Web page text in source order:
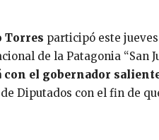
Torres participó este
de la Patagonia
el gobernador
Diputados con el fin de